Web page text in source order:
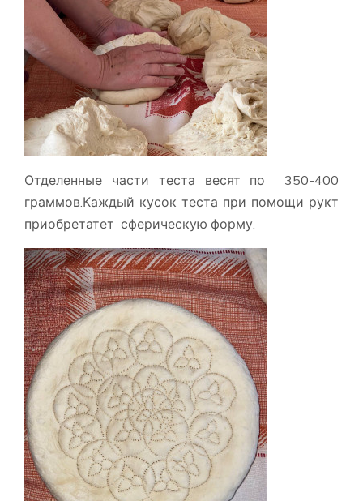
Отделенные части теста весят по 350-400
граммов.Каждый кусок теста при помощи рукт
приобретатет сферическую форму.